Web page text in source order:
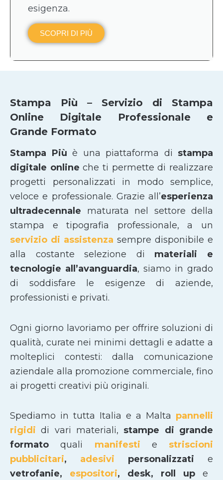
esigenza.
SCOPRI DI PIÙ
Stampa Più – Servizio di Stampa
Online Digitale Professionale e
Grande Formato
Stampa Più è una piattaforma di stampa
digitale online che ti permette di realizzare
progetti personalizzati in modo semplice,
veloce e professionale. Grazie all’esperienza
ultradecennale maturata nel settore della
stampa e tipografia professionale, a un
servizio di assistenza sempre disponibile e
alla costante selezione di materiali e
tecnologie all’avanguardia, siamo in grado
di soddisfare le esigenze di aziende,
professionisti e privati.
Ogni giorno lavoriamo per offrire soluzioni di
qualità, curate nei minimi dettagli e adatte a
molteplici contesti: dalla comunicazione
aziendale alla promozione commerciale, fino
ai progetti creativi più originali.
Spediamo in tutta Italia e a Malta pannelli
rigididi vari materiali, stampe di grande
formatoquali manifesti e striscioni
pubblicitari, adesivi personalizzati e
vetrofanie, espositori, desk, roll up e